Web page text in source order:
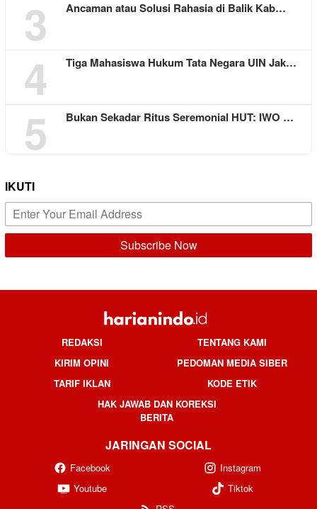
3 Ancaman atau Solusi Rahasia di Balik Kab…
4 Tiga Mahasiswa Hukum Tata Negara UIN Jak…
5 Bukan Sekadar Ritus Seremonial HUT: IWO …
IKUTI
REDAKSI
TENTANG KAMI
KIRIM OPINI
PEDOMAN MEDIA SIBER
TARIF IKLAN
KODE ETIK
HAK JAWAB DAN KOREKSI
BERITA
JARINGAN SOCIAL
Facebook
Instagram
Youtube
Tiktok